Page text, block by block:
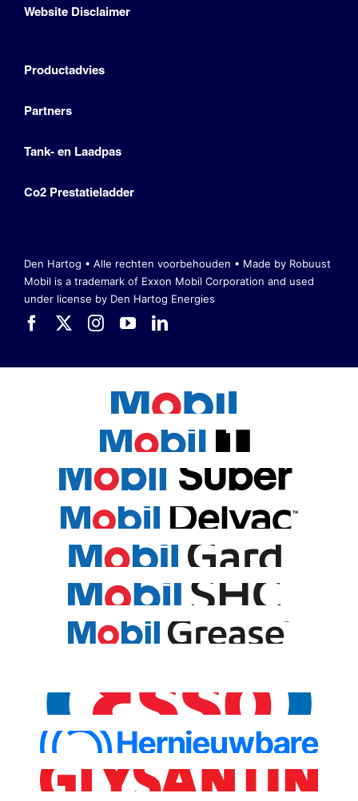
Website Disclaimer
Productadvies
Partners
Tank- en Laadpas
Co2 Prestatieladder
Den Hartog • Alle rechten voorbehouden • Made by Robuust
Mobil is a trademark of Exxon Mobil Corporation and used
under license by Den Hartog Energies